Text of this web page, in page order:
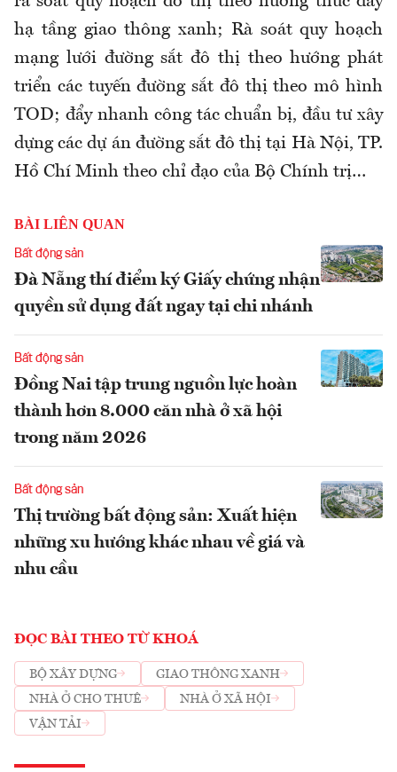
hạ tầng giao thông xanh; Rà soát quy hoạch
mạng lưới đường sắt đô thị theo hướng phát
triển các tuyến đường sắt đô thị theo mô hình
TOD; đẩy nhanh công tác chuẩn bị, đầu tư xây
dựng các dự án đường sắt đô thị tại Hà Nội, TP.
Hồ Chí Minh theo chỉ đạo của Bộ Chính trị…
BÀI LIÊN QUAN
Bất động sản
Đà Nẵng thí điểm ký Giấy chứng nhận
quyền sử dụng đất ngay tại chi nhánh
Bất động sản
Đồng Nai tập trung nguồn lực hoàn
thành hơn 8.000 căn nhà ở xã hội
trong năm 2026
Bất động sản
Thị trường bất động sản: Xuất hiện
những xu hướng khác nhau về giá và
nhu cầu
ĐỌC BÀI THEO TỪ KHOÁ
BỘ XÂY DỰNG
GIAO THÔNG XANH
NHÀ Ở CHO THUÊ
NHÀ Ở XÃ HỘI
VẬN TẢI